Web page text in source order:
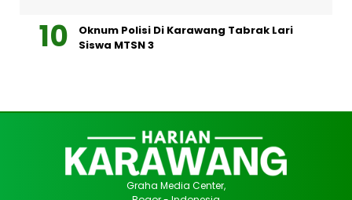
Oknum Polisi Di Karawang Tabrak Lari
Siswa MTSN 3
Graha Media Center,